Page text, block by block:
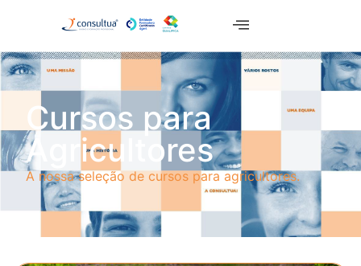
Cursos para
Agricultores
A nossa seleção de cursos para agricultores.